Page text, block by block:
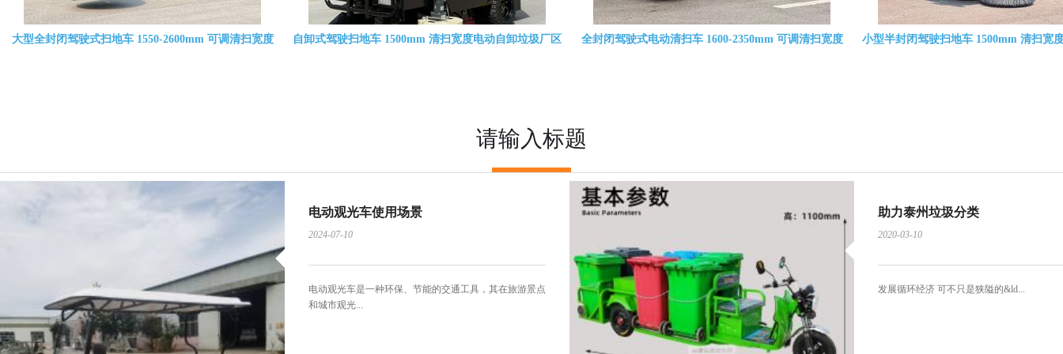
11 座封闭电动巡逻车 四轮景区观光车 厂区园区治安摆
双排座封闭货斗电动皮卡车 厂区物料运输巡逻载货电动
双排五座 全封闭四轮电动巡逻车 厂区设备巡检车 物业
双排 5 座敞开式电动观光车 景区园区
请输入标题
电动观光车使用场景
2024-07-10
电动观光车是一种环保、节能的交通工具，其在旅游景点
和城市观光...
助力泰州垃圾分类
2020-03-10
发展循环经济 可不只是狭隘的&ld...